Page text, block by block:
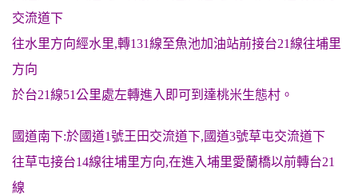
交流道下
往水里方向經水里,轉131線至魚池加油站前接台21線往埔里
方向
於台21線51公里處左轉進入即可到達桃米生態村。
國道南下:於國道1號王田交流道下,國道3號草屯交流道下
往草屯接台14線往埔里方向,在進入埔里愛蘭橋以前轉台21
線